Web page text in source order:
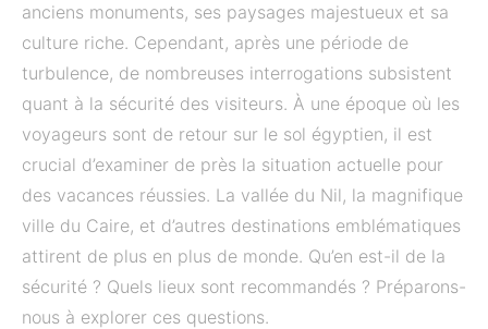
anciens monuments, ses paysages majestueux et sa
culture riche. Cependant, après une période de
turbulence, de nombreuses interrogations subsistent
quant à la sécurité des visiteurs. À une époque où les
voyageurs sont de retour sur le sol égyptien, il est
crucial d’examiner de près la situation actuelle pour
des vacances réussies. La vallée du Nil, la magnifique
ville du Caire, et d’autres destinations emblématiques
attirent de plus en plus de monde. Qu’en est-il de la
sécurité ? Quels lieux sont recommandés ? Préparons-
nous à explorer ces questions.